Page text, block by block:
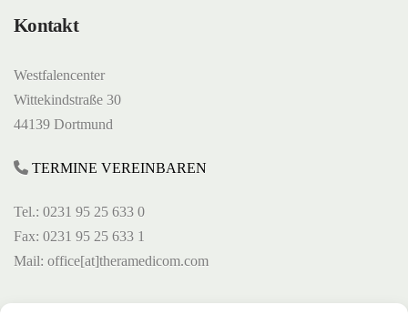
Kontakt
Westfalencenter
Wittekindstraße 30
44139 Dortmund
TERMINE VEREINBAREN
Tel.: 0231 95 25 633 0
Fax: 0231 95 25 633 1
Mail: office[at]theramedicom.com